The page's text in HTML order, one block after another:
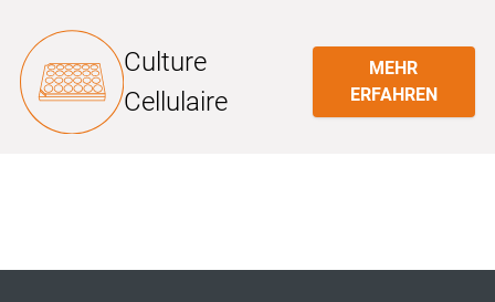
Culture
Cellulaire
MEHR
ERFAHREN